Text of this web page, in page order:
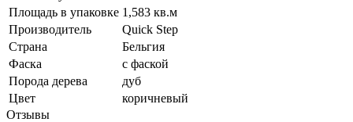
Площадь в упаковке 1,583 кв.м
Производитель
Quick Step
Страна
Бельгия
Фаска
с фаской
Порода дерева
дуб
Цвет
коричневый
Отзывы